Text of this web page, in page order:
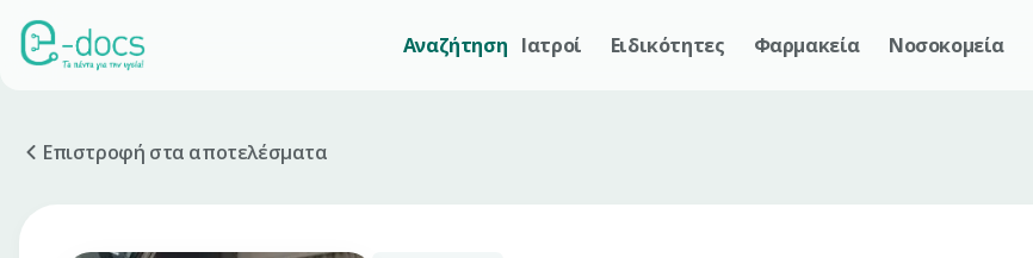
Αναζήτηση Ιατροί Ειδικότητες Φαρμακεία Νοσοκομεία
Επιστροφή στα αποτελέσματα